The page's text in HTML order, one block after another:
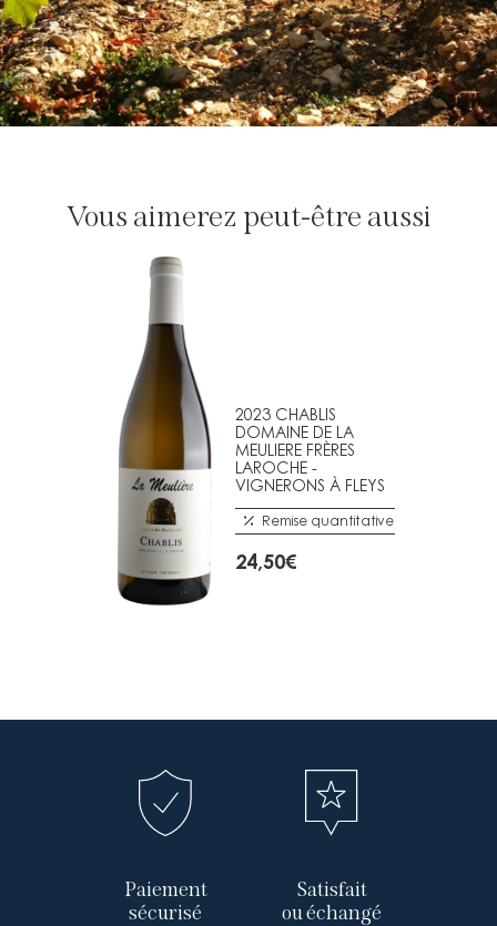
Vous aimerez peut-être aussi
2023 CHABLIS
DOMAINE DE LA
MEULIERE FRÈRES
LAROCHE -
VIGNERONS À FLEYS
Remise quantitative
24,50€
Paiement
sécurisé
Satisfait
ou échangé